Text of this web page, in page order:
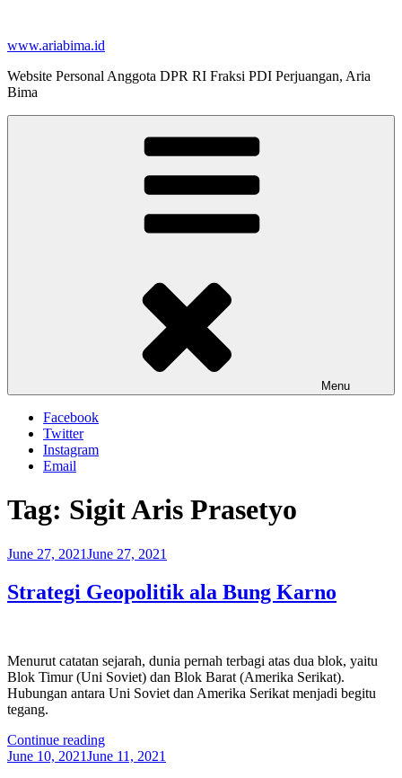
content
www.ariabima.id
Website Personal Anggota DPR RI Fraksi PDI Perjuangan, Aria
Bima
Menu
Facebook
Twitter
Instagram
Email
Tag: Sigit Aris Prasetyo
Posted
June 27, 2021June 27, 2021
Strategi Geopolitik ala Bung Karno
Menurut catatan sejarah, dunia pernah terbagi atas dua blok, yaitu
Blok Timur (Uni Soviet) dan Blok Barat (Amerika Serikat).
Hubungan antara Uni Soviet dan Amerika Serikat menjadi begitu
tegang.
Continue reading“Strategi
Geopolitik
Posted
June 10, 2021June 11, 2021